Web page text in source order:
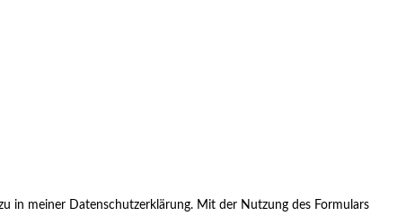
in meiner Datenschutzerklärung. Mit der Nutzung des Formulars